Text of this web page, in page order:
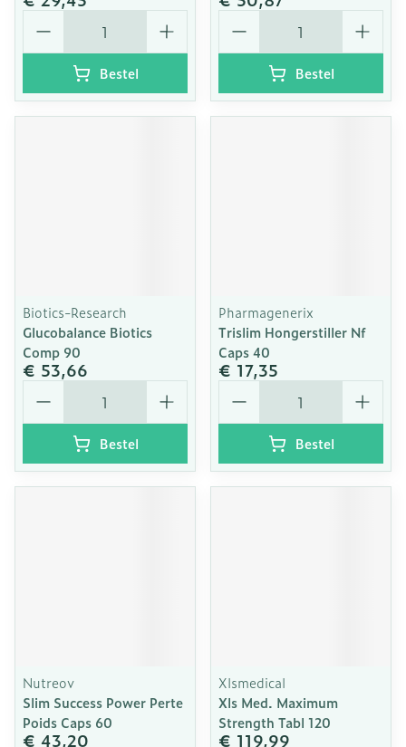
Aantal
Bestel
Aantal
Bestel
Biotics-Research
Glucobalance Biotics
Comp 90
€ 53,66
Aantal
Bestel
Pharmagenerix
Trislim Hongerstiller Nf
Caps 40
€ 17,35
Aantal
Bestel
Nutreov
Slim Success Power Perte
Poids Caps 60
€ 43,20
Xlsmedical
Xls Med. Maximum
Strength Tabl 120
€ 119,99